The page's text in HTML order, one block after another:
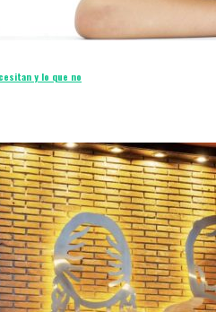
y lo que no